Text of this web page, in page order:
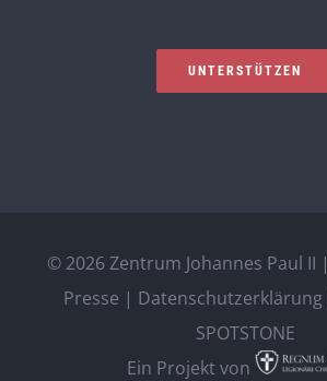
UNTERSTÜTZEN
© 2026 Zentrum Johannes Paul II |
Presse | Datenschutzerklärung
SPOTSTONE
Ein Projekt von